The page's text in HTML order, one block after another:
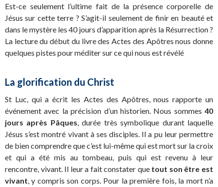
Est-ce seulement l’ultime fait de la présence corporelle de
Jésus sur cette terre ? S’agit-il seulement de finir en beauté et
dans le mystère les 40 jours d’apparition après la Résurrection ?
La lecture du début du livre des Actes des Apôtres nous donne
quelques pistes pour méditer sur ce qui nous est révélé
La glorification du Christ
St Luc, qui a écrit les Actes des Apôtres, nous rapporte un
événement avec la précision d’un historien. Nous sommes 40
jours après Pâques, durée très symbolique durant laquelle
Jésus s’est montré vivant à ses disciples. Il a pu leur permettre
de bien comprendre que c’est lui-même qui est mort sur la croix
et qui a été mis au tombeau, puis qui est revenu à leur
rencontre, vivant. Il leur a fait constater que tout son être est
vivant, y compris son corps. Pour la première fois, la mort n’a